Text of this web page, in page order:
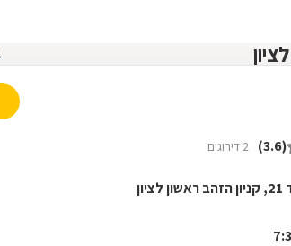
(3.6) 2 דירוגים